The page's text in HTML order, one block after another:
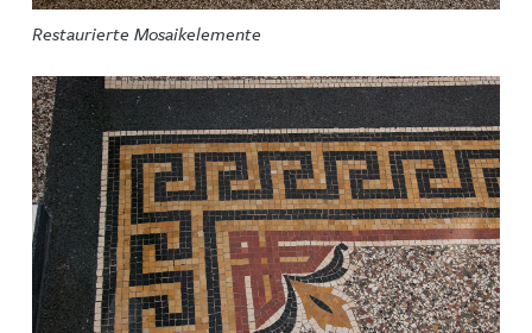
Restaurierte Mosaikelemente